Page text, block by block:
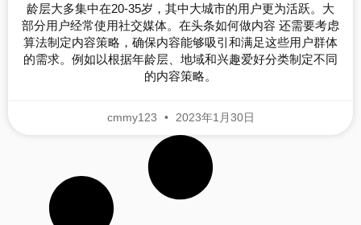
龄层大多集中在20-35岁，其中大城市的用户更为活跃。大
部分用户经常使用社交媒体。在头条如何做内容 还需要考虑
算法制定内容策略，确保内容能够吸引和满足这些用户群体
的需求。例如以根据年龄层、地域和兴趣爱好分类制定不同
的内容策略。
cmmy123 2023年1月30日